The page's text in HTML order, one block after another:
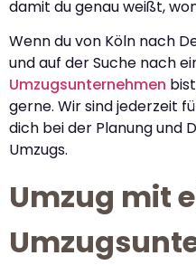
damit du genau weißt,
Wenn du von Köln nach
und auf der Suche nach
Umzugsunternehmen
gerne. Wir sind jederzeit
dich bei der Planung und
Umzugs.
Umzug mit